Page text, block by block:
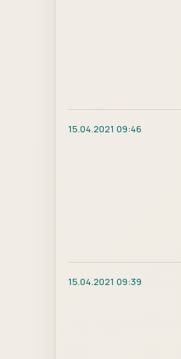
15.04.2021 09:46
15.04.2021 09:39